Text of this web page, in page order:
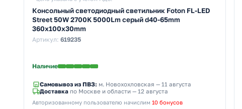
Консольный светодиодный светильник Foton FL-LED
Street 50W 2700K 5000Lm серый d40-65mm
360x100x30mm
Артикул: 619235
Наличие
Самовывоз из ПВЗ: м. Новохохловская — 11 августа
Доставка по Москве и области — 12 августа
Авторизованному пользователю начислим 10 бонусов